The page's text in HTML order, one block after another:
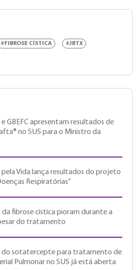
#FIBROSE CÍSTICA #JBTX
GBEFC apresentam resultados de
no SUS para o Ministro da
Vida lança resultados do projeto
Respiratórias”
fibrose cística pioram durante a
do tratamento
do sotatercepte para tratamento de
Pulmonar no SUS já está aberta